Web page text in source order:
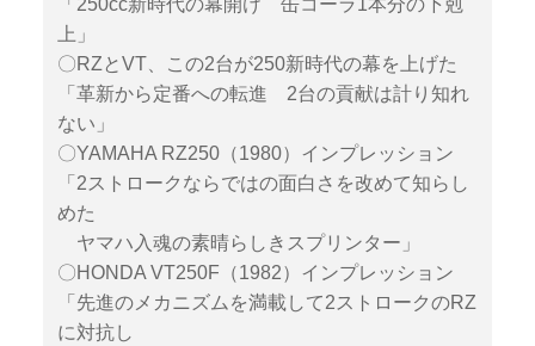
「250cc新時代の幕開け 缶コーラ1本分の下剋
上」
〇RZとVT、この2台が250新時代の幕を上げた
「革新から定番への転進 2台の貢献は計り知れ
ない」
〇YAMAHA RZ250（1980）インプレッション
「2ストロークならではの面白さを改めて知らし
めた
ヤマハ入魂の素晴らしきスプリンター」
〇HONDA VT250F（1982）インプレッション
「先進のメカニズムを満載して2ストロークのRZ
に対抗し